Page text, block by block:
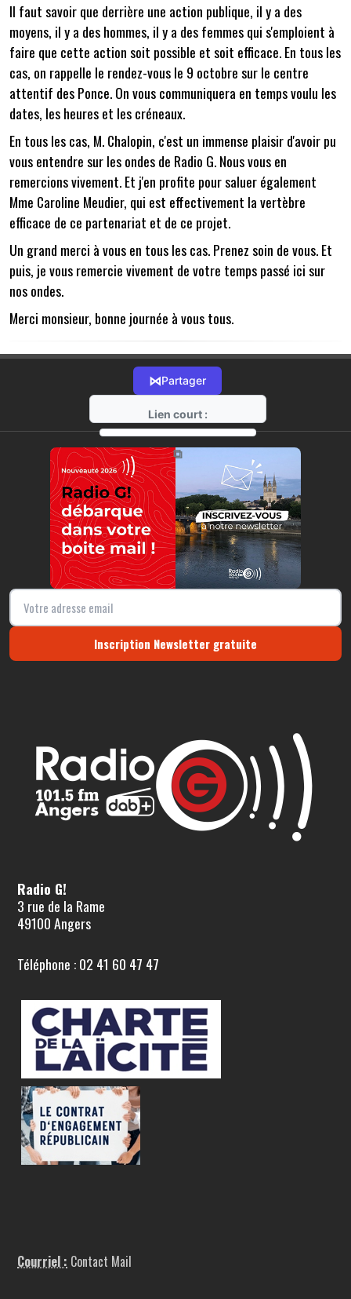
Il faut savoir que derrière une action publique, il y a des
moyens, il y a des hommes, il y a des femmes qui s'emploient à
faire que cette action soit possible et soit efficace. En tous les
cas, on rappelle le rendez-vous le 9 octobre sur le centre
attentif des Ponce. On vous communiquera en temps voulu les
dates, les heures et les créneaux.
En tous les cas, M. Chalopin, c'est un immense plaisir d'avoir pu
vous entendre sur les ondes de Radio G. Nous vous en
remercions vivement. Et j'en profite pour saluer également
Mme Caroline Meudier, qui est effectivement la vertèbre
efficace de ce partenariat et de ce projet.
Un grand merci à vous en tous les cas. Prenez soin de vous. Et
puis, je vous remercie vivement de votre temps passé ici sur
nos ondes.
Merci monsieur, bonne journée à vous tous.
⋈Partager
Lien court :
https://radio-g.fr?22822
⧉
Inscription Newsletter gratuite
Radio G!
3 rue de la Rame
49100 Angers
Téléphone : 02 41 60 47 47
Courriel : Contact Mail